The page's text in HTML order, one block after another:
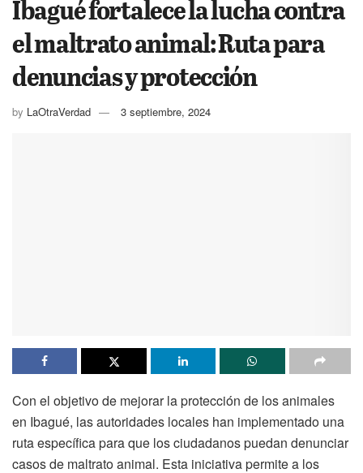
Ibagué fortalece la lucha contra
el maltrato animal: Ruta para
denuncias y protección
by LaOtraVerdad 3 septiembre, 2024
Con el objetivo de mejorar la protección de los animales
en Ibagué, las autoridades locales han implementado una
ruta específica para que los ciudadanos puedan denunciar
casos de maltrato animal. Esta iniciativa permite a los